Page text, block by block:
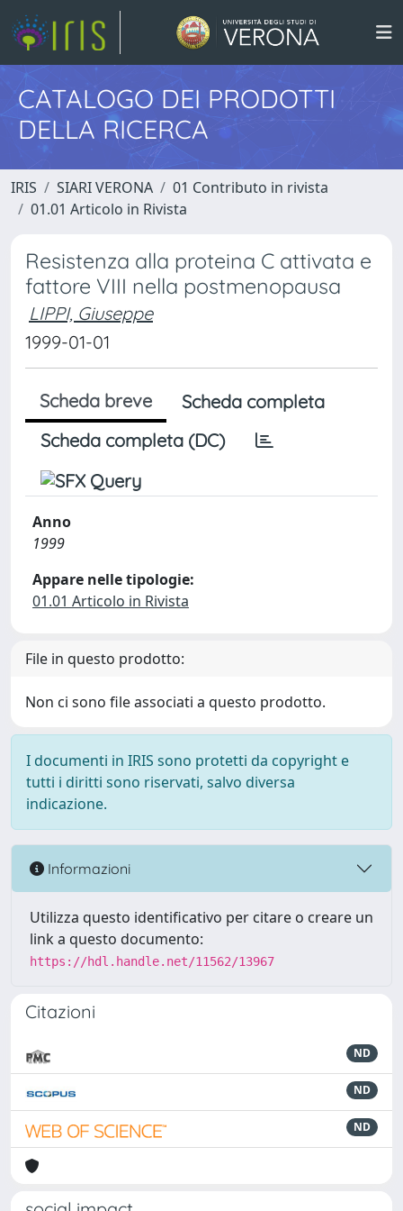
CATALOGO DEI PRODOTTI
DELLA RICERCA
IRIS SIARI VERONA
01 Contributo in rivista
01.01 Articolo in Rivista
Resistenza alla proteina C attivata e
fattore VIII nella postmenopausa
LIPPI, Giuseppe
1999-01-01
Scheda breve
Scheda completa
Scheda completa (DC)
Anno
1999
Appare nelle tipologie:
01.01 Articolo in Rivista
File in questo prodotto:
Non ci sono file associati a questo prodotto.
I documenti in IRIS sono protetti da copyright e
tutti i diritti sono riservati, salvo diversa
indicazione.
Informazioni
Utilizza questo identificativo per citare o creare un
link a questo documento:
https://hdl.handle.net/11562/13967
Citazioni
ND
ND
ND